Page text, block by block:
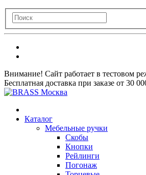
Внимание! Сайт работает в тестовом
Бесплатная доставка при заказе от 30
Каталог
Мебельные ручки
Скобы
Кнопки
Рейлинги
Погонаж